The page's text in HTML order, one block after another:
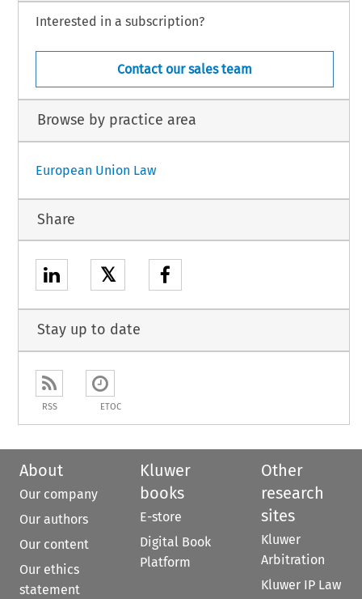
Interested in a subscription?
Contact our sales team
Browse by practice area
European Union Law
Share
𝕏
Stay up to date
RSS ETOC
About
Our company
Our authors
Our content
Our ethics
statement
Kluwer
books
E-store
Digital Book
Platform
Other
research
sites
Kluwer
Arbitration
Kluwer IP Law